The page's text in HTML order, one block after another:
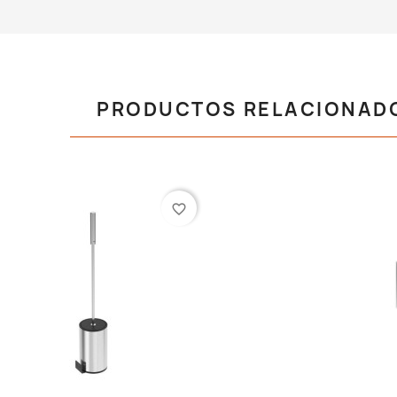
PRODUCTOS
favorite_border